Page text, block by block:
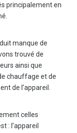
principalement en
manque de
trouvé de
ainsi que
chauffage et de
de l’appareil.
celles
: l’appareil